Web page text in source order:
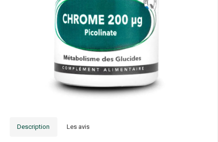
Description Les avis